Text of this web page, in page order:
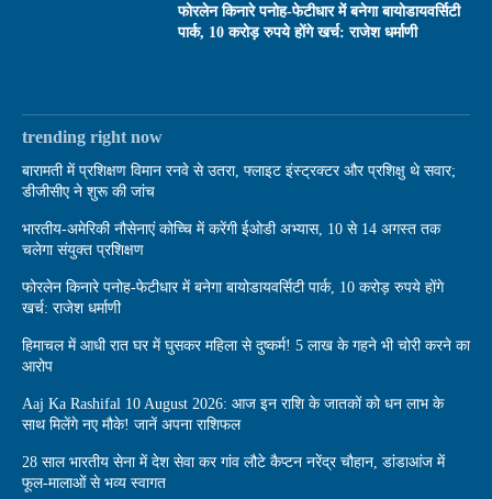
फोरलेन किनारे पनोह-फेटीधार में बनेगा बायोडायवर्सिटी
पार्क, 10 करोड़ रुपये होंगे खर्च: राजेश धर्माणी
trending right now
बारामती में प्रशिक्षण विमान रनवे से उतरा, फ्लाइट इंस्ट्रक्टर और प्रशिक्षु थे सवार;
डीजीसीए ने शुरू की जांच
भारतीय-अमेरिकी नौसेनाएं कोच्चि में करेंगी ईओडी अभ्यास, 10 से 14 अगस्त तक
चलेगा संयुक्त प्रशिक्षण
फोरलेन किनारे पनोह-फेटीधार में बनेगा बायोडायवर्सिटी पार्क, 10 करोड़ रुपये होंगे
खर्च: राजेश धर्माणी
हिमाचल में आधी रात घर में घुसकर महिला से दुष्कर्म! 5 लाख के गहने भी चोरी करने का
आरोप
Aaj Ka Rashifal 10 August 2026: आज इन राशि के जातकों को धन लाभ के
साथ मिलेंगे नए मौके! जानें अपना राशिफल
28 साल भारतीय सेना में देश सेवा कर गांव लौटे कैप्टन नरेंद्र चौहान, डांडाआंज में
फूल-मालाओं से भव्य स्वागत